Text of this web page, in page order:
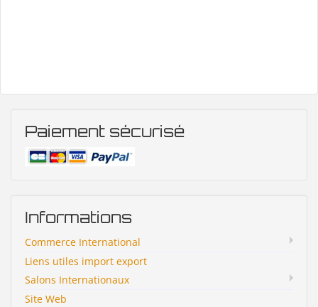
Paiement sécurisé
Informations
Commerce International
Liens utiles import export
Salons Internationaux
Site Web